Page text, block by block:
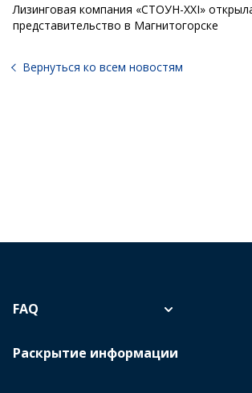
Лизинговая компания «СТОУН-XXI»
представительство в Магнитогорске
Вернуться ко всем новостям
FAQ
Раскрытие информации